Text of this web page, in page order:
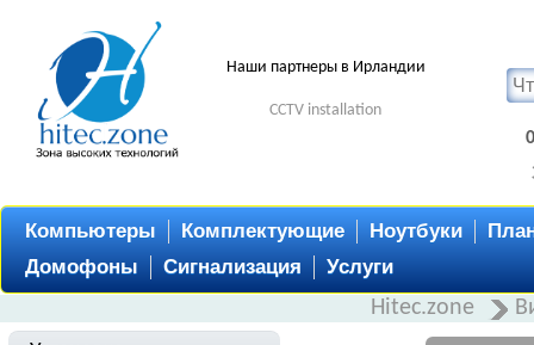
Наши партнеры в Ирландии
CCTV installation
Компьютеры Комплектующие Ноутбуки
Домофоны
Сигнализация Услуги
Hitec.zone